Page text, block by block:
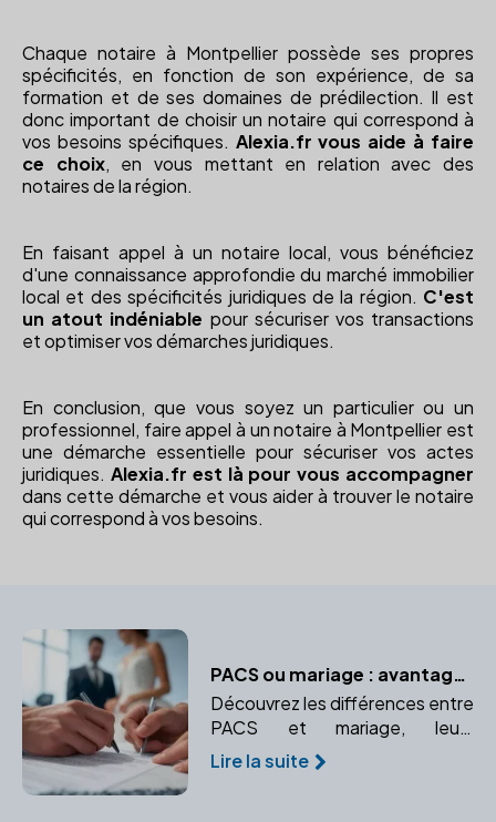
Chaque notaire à Montpellier possède ses propres
spécificités, en fonction de son expérience, de sa
formation et de ses domaines de prédilection. Il est
donc important de choisir un notaire qui correspond à
vos besoins spécifiques. Alexia.fr vous aide à faire
ce choix, en vous mettant en relation avec des
notaires de la région.
En faisant appel à un notaire local, vous bénéficiez
d'une connaissance approfondie du marché immobilier
local et des spécificités juridiques de la région. C'est
un atout indéniable pour sécuriser vos transactions
et optimiser vos démarches juridiques.
En conclusion, que vous soyez un particulier ou un
professionnel, faire appel à un notaire à Montpellier est
une démarche essentielle pour sécuriser vos actes
juridiques. Alexia.fr est là pour vous accompagner
dans cette démarche et vous aider à trouver le notaire
qui correspond à vos besoins.
PACS ou mariage : avantages et inconvénients
Découvrez les différences entre
PACS et mariage, leurs
avantages et inconvénients, et
pourquoi consulter un notaire
Lire la suite